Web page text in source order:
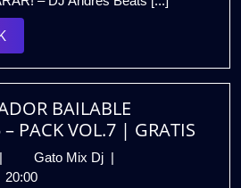
2025
–
|
DESCARGAR
PACK
BAILABLE
PACK VOL.7 | GRATIS
4
de
| Gato Mix Dj CHICHAZO
|
20:00